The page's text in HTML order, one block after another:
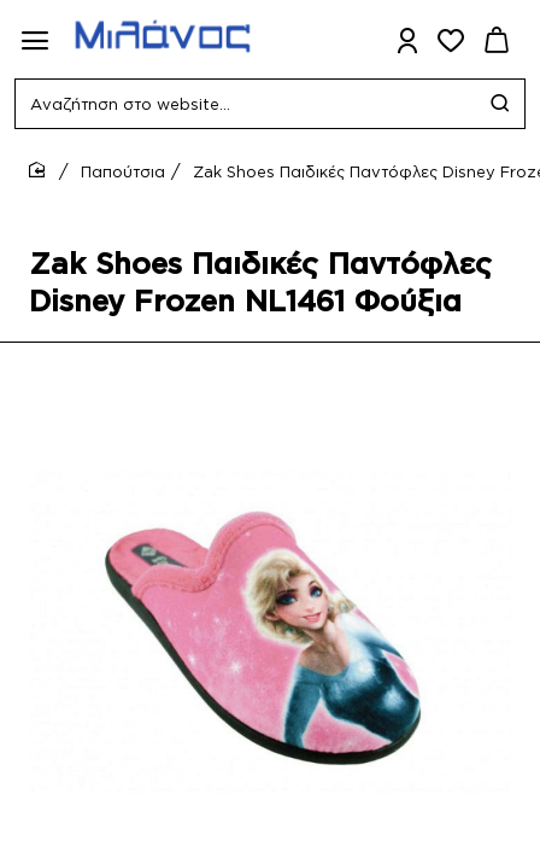
Αναζήτηση
website...
Zak Shoes Παιδικές Παντόφλες
Disney Frozen NL1461 Φούξια
Παπούτσια Zak Shoes Παιδικές Παντόφλες Disney